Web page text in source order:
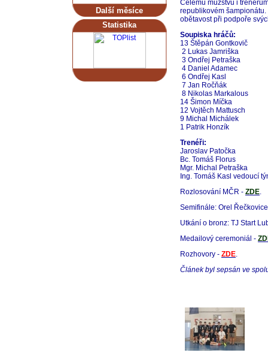
Další měsíce
Statistika
Celému mužstvu i
republikovém
obětavost při podpoře
Soupiska hráčů:
13 Štěpán Gontkovič
2 Lukas Jamriška
3 Ondřej Petraška
4 Daniel Adamec
6 Ondřej Kasl
7 Jan Ročňák
8 Nikolas Markalous
14 Šimon Míčka
12 Vojtěch Mattusch
9 Michal Michálek
1 Patrik Honzík
Trenéři:
Jaroslav Patočka
Bc. Tomáš Florus
Mgr. Michal Petraška
Ing. Tomáš Kasl vedoucí
Rozlosování MČR - ZDE.
Semifinále: Orel
Utkání o bronz: TJ Start
Medailový ceremoniál -
Rozhovory - ZDE.
Článek byl sepsán ve